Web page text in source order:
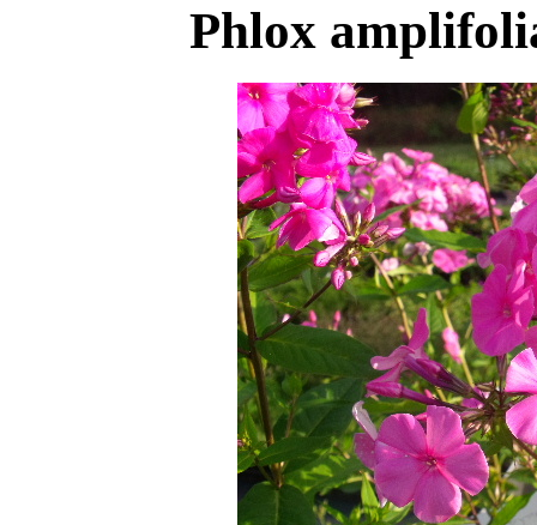
Phlox